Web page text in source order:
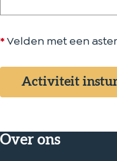
*Velden met een
Activiteit
Over ons